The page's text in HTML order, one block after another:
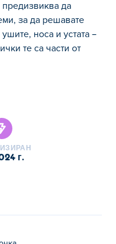
предизвиква да
за да решавате
носа и устата –
те са части от
носа и устата –
те са части от
за часовник и
предизвикателства.
г.